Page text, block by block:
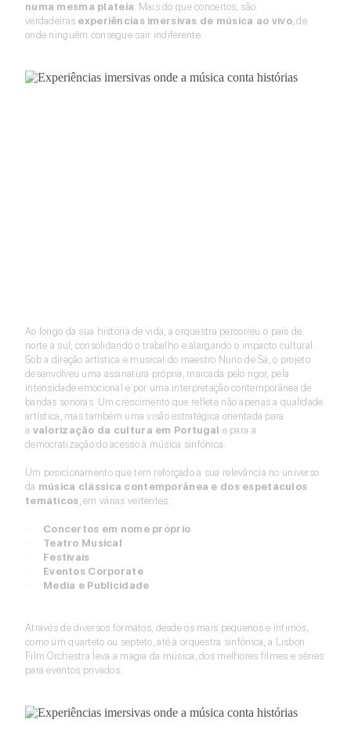
numa mesma plateia. Mais do que concertos, são
verdadeiras experiências imersivas de música ao vivo, de
onde ninguém consegue sair indiferente.
Ao longo da sua história de vida, a orquestra percorreu o país de
norte a sul, consolidando o trabalho e alargando o impacto cultural.
Sob a direção artística e musical do maestro Nuno de Sá, o projeto
desenvolveu uma assinatura própria, marcada pelo rigor, pela
intensidade emocional e por uma interpretação contemporânea de
bandas sonoras. Um crescimento que reflete não apenas a qualidade
artística, mas também uma visão estratégica orientada para
a valorização da cultura em Portugal e para a
democratização do acesso à música sinfónica.
Um posicionamento que tem reforçado a sua relevância no universo
da música clássica contemporânea e dos espetáculos
temáticos, em várias vertentes:
· Concertos em nome próprio
· Teatro Musical
· Festivais
· Eventos Corporate
· Media e Publicidade
Através de diversos formatos, desde os mais pequenos e íntimos,
como um quarteto ou septeto, até à orquestra sinfónica, a Lisbon
Film Orchestra leva a magia da música, dos melhores filmes e séries
para eventos privados.